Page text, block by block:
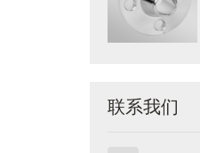
联系我们